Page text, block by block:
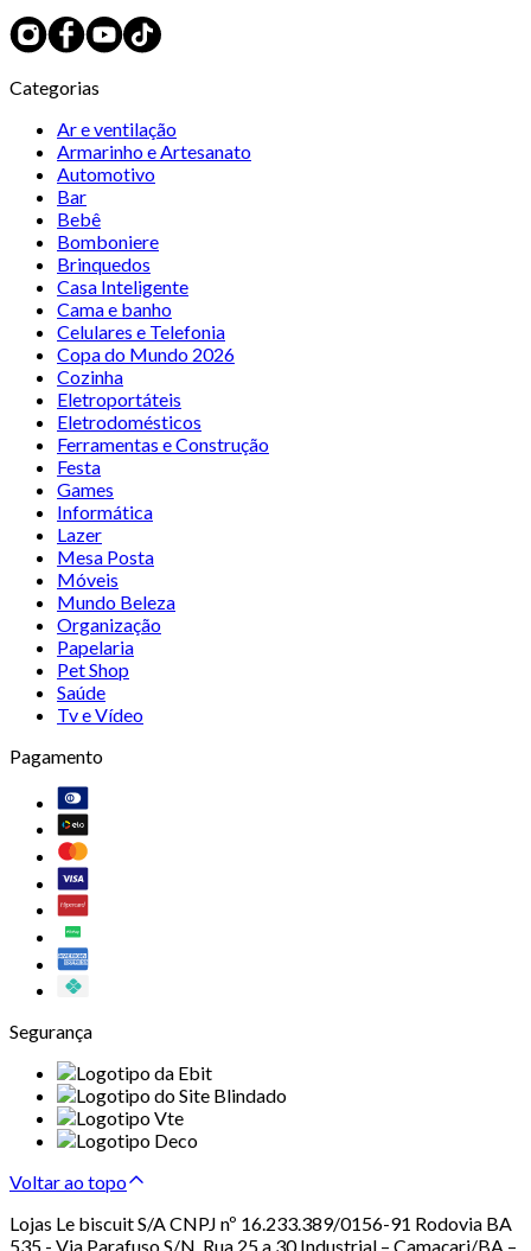
Categorias
Ar e ventilação
Armarinho e Artesanato
Automotivo
Bar
Bebê
Bomboniere
Brinquedos
Casa Inteligente
Cama e banho
Celulares e Telefonia
Copa do Mundo 2026
Cozinha
Eletroportáteis
Eletrodomésticos
Ferramentas e Construção
Festa
Games
Informática
Lazer
Mesa Posta
Móveis
Mundo Beleza
Organização
Papelaria
Pet Shop
Saúde
Tv e Vídeo
Pagamento
Segurança
Voltar ao topo
Lojas Le biscuit S/A CNPJ nº 16.233.389/0156-91 Rodovia BA
535 - Via Parafuso S/N, Rua 25 a 30 Industrial – Camaçari/BA –